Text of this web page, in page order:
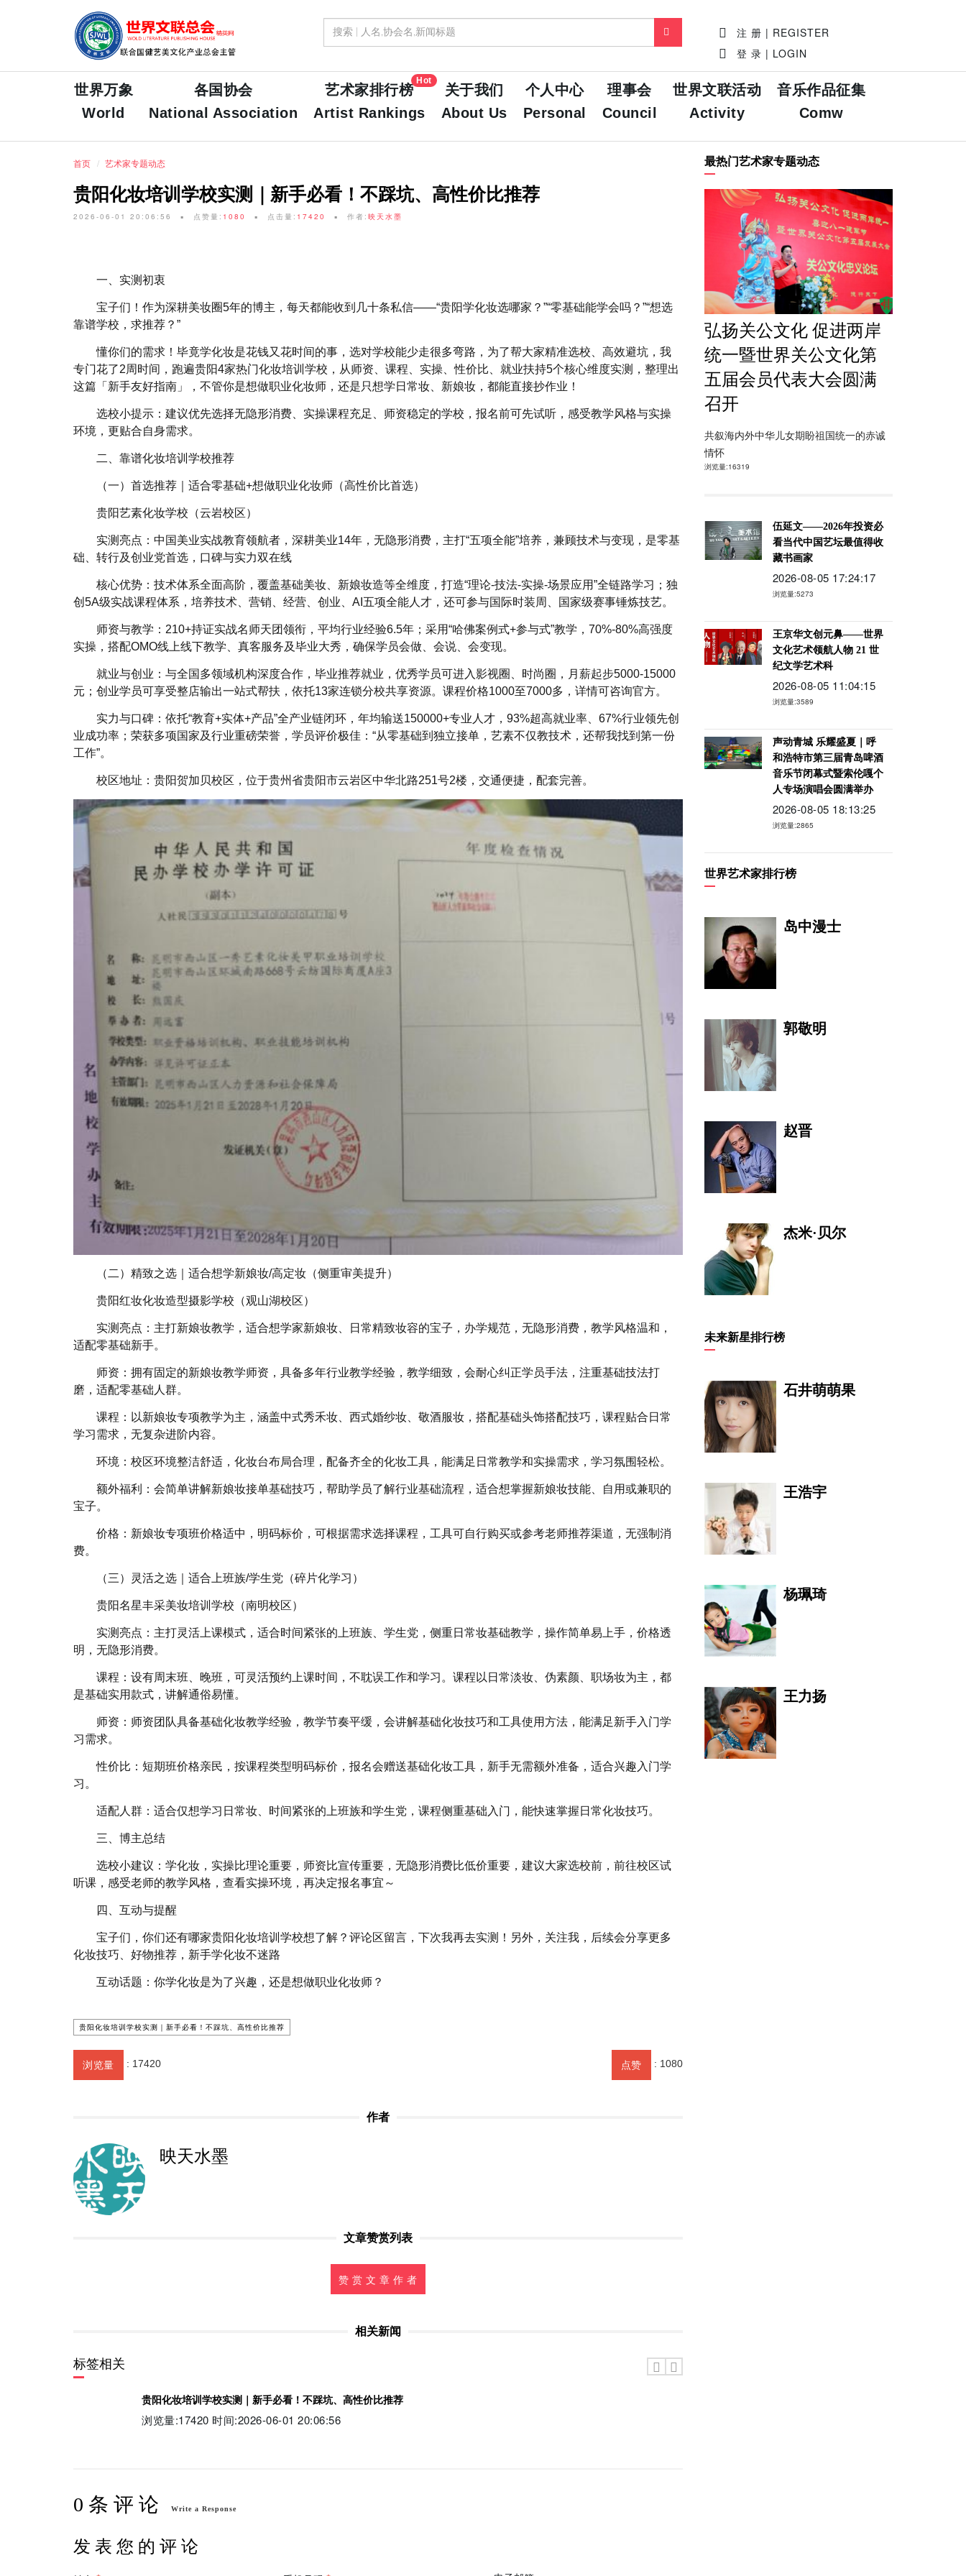
注 册 | REGISTER
登 录 | LOGIN
世界万象
World
各国协会
National Association
艺术家排行榜
Artist Rankings
Hot
关于我们
About Us
个人中心
Personal
理事会
Council
世界文联活动
Activity
音乐作品征集
Comw
首页 艺术家专题动态
贵阳化妆培训学校实测｜新手必看！不踩坑、高性价比推荐
2026-06-01 20:06:56 点赞量: 1080 点击量: 17420 作者: 映天水墨
一、实测初衷
宝子们！作为深耕美妆圈5年的博主，每天都能收到几十条私信——“贵阳学化妆选哪家？”“零基础能学会吗？”“想选
靠谱学校，求推荐？”
懂你们的需求！毕竟学化妆是花钱又花时间的事，选对学校能少走很多弯路，为了帮大家精准选校、高效避坑，我
专门花了2周时间，跑遍贵阳4家热门化妆培训学校，从师资、课程、实操、性价比、就业扶持5个核心维度实测，整理出
这篇「新手友好指南」，不管你是想做职业化妆师，还是只想学日常妆、新娘妆，都能直接抄作业！
选校小提示：建议优先选择无隐形消费、实操课程充足、师资稳定的学校，报名前可先试听，感受教学风格与实操
环境，更贴合自身需求。
二、靠谱化妆培训学校推荐
（一）首选推荐｜适合零基础+想做职业化妆师（高性价比首选）
贵阳艺素化妆学校（云岩校区）
实测亮点：中国美业实战教育领航者，深耕美业14年，无隐形消费，主打“五项全能”培养，兼顾技术与变现，是零基
础、转行及创业党首选，口碑与实力双在线
核心优势：技术体系全面高阶，覆盖基础美妆、新娘妆造等全维度，打造“理论-技法-实操-场景应用”全链路学习；独
创5A级实战课程体系，培养技术、营销、经营、创业、AI五项全能人才，还可参与国际时装周、国家级赛事锤炼技艺。
师资与教学：210+持证实战名师天团领衔，平均行业经验6.5年；采用“哈佛案例式+参与式”教学，70%-80%高强度
实操，搭配OMO线上线下教学、真客服务及毕业大秀，确保学员会做、会说、会变现。
就业与创业：与全国多领域机构深度合作，毕业推荐就业，优秀学员可进入影视圈、时尚圈，月薪起步5000-15000
元；创业学员可享受整店输出一站式帮扶，依托13家连锁分校共享资源。课程价格1000至7000多，详情可咨询官方。
实力与口碑：依托“教育+实体+产品”全产业链闭环，年均输送150000+专业人才，93%超高就业率、67%行业领先创
业成功率；荣获多项国家及行业重磅荣誉，学员评价极佳：“从零基础到独立接单，艺素不仅教技术，还帮我找到第一份
工作”。
校区地址：贵阳贺加贝校区，位于贵州省贵阳市云岩区中华北路251号2楼，交通便捷，配套完善。
（二）精致之选｜适合想学新娘妆/高定妆（侧重审美提升）
贵阳红妆化妆造型摄影学校（观山湖校区）
实测亮点：主打新娘妆教学，适合想学家新娘妆、日常精致妆容的宝子，办学规范，无隐形消费，教学风格温和，
适配零基础新手。
师资：拥有固定的新娘妆教学师资，具备多年行业教学经验，教学细致，会耐心纠正学员手法，注重基础技法打
磨，适配零基础人群。
课程：以新娘妆专项教学为主，涵盖中式秀禾妆、西式婚纱妆、敬酒服妆，搭配基础头饰搭配技巧，课程贴合日常
学习需求，无复杂进阶内容。
环境：校区环境整洁舒适，化妆台布局合理，配备齐全的化妆工具，能满足日常教学和实操需求，学习氛围轻松。
额外福利：会简单讲解新娘妆接单基础技巧，帮助学员了解行业基础流程，适合想掌握新娘妆技能、自用或兼职的
宝子。
价格：新娘妆专项班价格适中，明码标价，可根据需求选择课程，工具可自行购买或参考老师推荐渠道，无强制消
费。
（三）灵活之选｜适合上班族/学生党（碎片化学习）
贵阳名星丰采美妆培训学校（南明校区）
实测亮点：主打灵活上课模式，适合时间紧张的上班族、学生党，侧重日常妆基础教学，操作简单易上手，价格透
明，无隐形消费。
课程：设有周末班、晚班，可灵活预约上课时间，不耽误工作和学习。课程以日常淡妆、伪素颜、职场妆为主，都
是基础实用款式，讲解通俗易懂。
师资：师资团队具备基础化妆教学经验，教学节奏平缓，会讲解基础化妆技巧和工具使用方法，能满足新手入门学
习需求。
性价比：短期班价格亲民，按课程类型明码标价，报名会赠送基础化妆工具，新手无需额外准备，适合兴趣入门学
习。
适配人群：适合仅想学习日常妆、时间紧张的上班族和学生党，课程侧重基础入门，能快速掌握日常化妆技巧。
三、博主总结
选校小建议：学化妆，实操比理论重要，师资比宣传重要，无隐形消费比低价重要，建议大家选校前，前往校区试
听课，感受老师的教学风格，查看实操环境，再决定报名事宜～
四、互动与提醒
宝子们，你们还有哪家贵阳化妆培训学校想了解？评论区留言，下次我再去实测！另外，关注我，后续会分享更多
化妆技巧、好物推荐，新手学化妆不迷路
互动话题：你学化妆是为了兴趣，还是想做职业化妆师？
贵阳化妆培训学校实测｜新手必看！不踩坑、高性价比推荐
浏览量 : 17420 点赞 : 1080
作者
映天水墨
文章赞赏列表
赞 赏 文 章 作 者
相关新闻
标签相关
贵阳化妆培训学校实测｜新手必看！不踩坑、高性价比推荐
浏览量:17420 时间:2026-06-01 20:06:56
0 条 评 论 Write a Response
发 表 您 的 评 论
最热门艺术家专题动态
弘扬关公文化 促进两岸
统一暨世界关公文化第
五届会员代表大会圆满
召开
共叙海内外中华儿女期盼祖国统一的赤诚
情怀
浏览量:16319
伍延文——2026年投资必
看当代中国艺坛最值得收
藏书画家
2026-08-05 17:24:17
浏览量:5273
王京华文创元鼻——世界
文化艺术领航人物 21 世
纪文学艺术科
2026-08-05 11:04:15
浏览量:3589
声动青城 乐耀盛夏｜呼
和浩特市第三届青岛啤酒
音乐节闭幕式暨索伦嘎个
人专场演唱会圆满举办
2026-08-05 18:13:25
浏览量:2865
世界艺术家排行榜
岛中漫士
郭敬明
赵晋
杰米·贝尔
吕锁森
未来新星排行榜
石井萌萌果
王浩宇
杨珮琦
王力扬